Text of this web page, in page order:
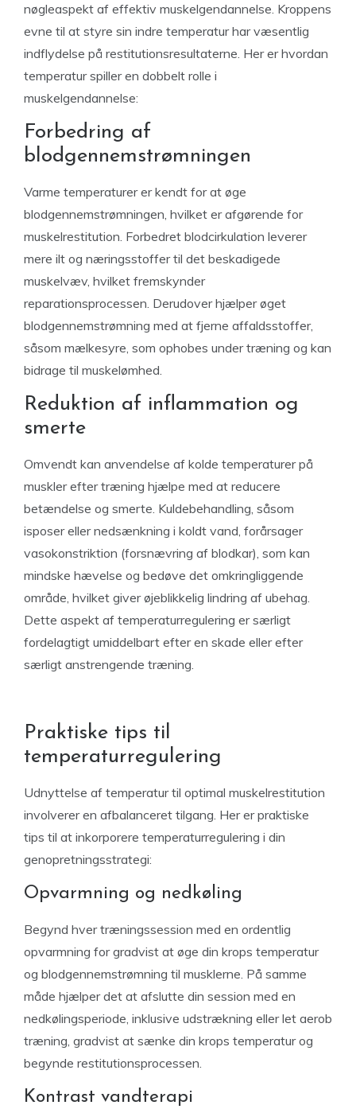
nøgleaspekt af effektiv muskelgendannelse. Kroppens
evne til at styre sin indre temperatur har væsentlig
indflydelse på restitutionsresultaterne. Her er hvordan
temperatur spiller en dobbelt rolle i
muskelgendannelse:
Forbedring af
blodgennemstrømningen
Varme temperaturer er kendt for at øge
blodgennemstrømningen, hvilket er afgørende for
muskelrestitution. Forbedret blodcirkulation leverer
mere ilt og næringsstoffer til det beskadigede
muskelvæv, hvilket fremskynder
reparationsprocessen. Derudover hjælper øget
blodgennemstrømning med at fjerne affaldsstoffer,
såsom mælkesyre, som ophobes under træning og kan
bidrage til muskelømhed.
Reduktion af inflammation og
smerte
Omvendt kan anvendelse af kolde temperaturer på
muskler efter træning hjælpe med at reducere
betændelse og smerte. Kuldebehandling, såsom
isposer eller nedsænkning i koldt vand, forårsager
vasokonstriktion (forsnævring af blodkar), som kan
mindske hævelse og bedøve det omkringliggende
område, hvilket giver øjeblikkelig lindring af ubehag.
Dette aspekt af temperaturregulering er særligt
fordelagtigt umiddelbart efter en skade eller efter
særligt anstrengende træning.
Praktiske tips til
temperaturregulering
Udnyttelse af temperatur til optimal muskelrestitution
involverer en afbalanceret tilgang. Her er praktiske
tips til at inkorporere temperaturregulering i din
genopretningsstrategi:
Opvarmning og nedkøling
Begynd hver træningssession med en ordentlig
opvarmning for gradvist at øge din krops temperatur
og blodgennemstrømning til musklerne. På samme
måde hjælper det at afslutte din session med en
nedkølingsperiode, inklusive udstrækning eller let aerob
træning, gradvist at sænke din krops temperatur og
begynde restitutionsprocessen.
Kontrast vandterapi